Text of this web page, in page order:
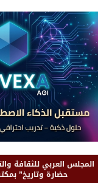
المجلس العربي للثقافة
حضارة وتاريخ”